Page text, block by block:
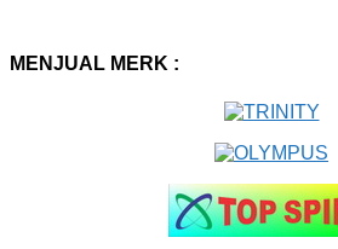
MENJUAL MERK :